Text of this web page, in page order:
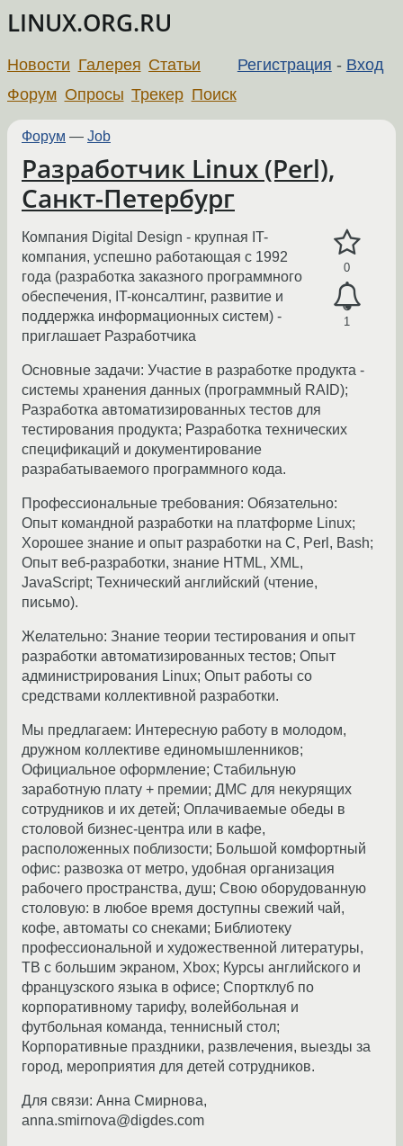
LINUX.ORG.RU
Регистрация - Вход
Новости Галерея Статьи
Форум Опросы Трекер Поиск
Форум — Job
Разработчик Linux (Perl),
Санкт-Петербург
0
1
Компания Digital Design - крупная IT-
компания, успешно работающая с 1992
года (разработка заказного программного
обеспечения, IT-консалтинг, развитие и
поддержка информационных систем) -
приглашает Разработчика
Основные задачи: Участие в разработке продукта -
системы хранения данных (программный RAID);
Разработка автоматизированных тестов для
тестирования продукта; Разработка технических
спецификаций и документирование
разрабатываемого программного кода.
Профессиональные требования: Обязательно:
Опыт командной разработки на платформе Linux;
Хорошее знание и опыт разработки на C, Perl, Bash;
Опыт веб-разработки, знание HTML, XML,
JavaScript; Технический английский (чтение,
письмо).
Желательно: Знание теории тестирования и опыт
разработки автоматизированных тестов; Опыт
администрирования Linux; Опыт работы со
средствами коллективной разработки.
Мы предлагаем: Интересную работу в молодом,
дружном коллективе единомышленников;
Официальное оформление; Стабильную
заработную плату + премии; ДМС для некурящих
сотрудников и их детей; Оплачиваемые обеды в
столовой бизнес-центра или в кафе,
расположенных поблизости; Большой комфортный
офис: развозка от метро, удобная организация
рабочего пространства, душ; Свою оборудованную
столовую: в любое время доступны свежий чай,
кофе, автоматы со снеками; Библиотеку
профессиональной и художественной литературы,
ТВ с большим экраном, Хbox; Курсы английского и
французского языка в офисе; Спортклуб по
корпоративному тарифу, волейбольная и
футбольная команда, теннисный стол;
Корпоративные праздники, развлечения, выезды за
город, мероприятия для детей сотрудников.
Для связи: Анна Смирнова,
anna.smirnova@digdes.com